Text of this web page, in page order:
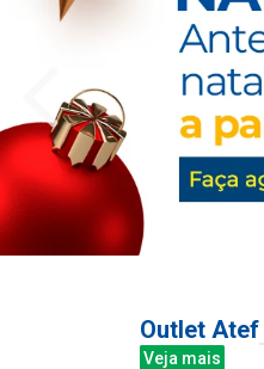
Outlet Atef
Veja mais